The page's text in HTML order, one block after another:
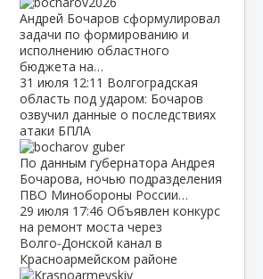
Андрей Бочаров сформулировал
задачи по формированию и
исполнению областного
бюджета на…
31 июля 12:11 Волгоградская
область под ударом: Бочаров
озвучил данные о последствиях
атаки БПЛА
По данным губернатора Андрея
Бочарова, ночью подразделения
ПВО Минобороны России…
29 июля 17:46 Объявлен конкурс
на ремонт моста через
Волго‑Донской канал в
Красноармейском районе